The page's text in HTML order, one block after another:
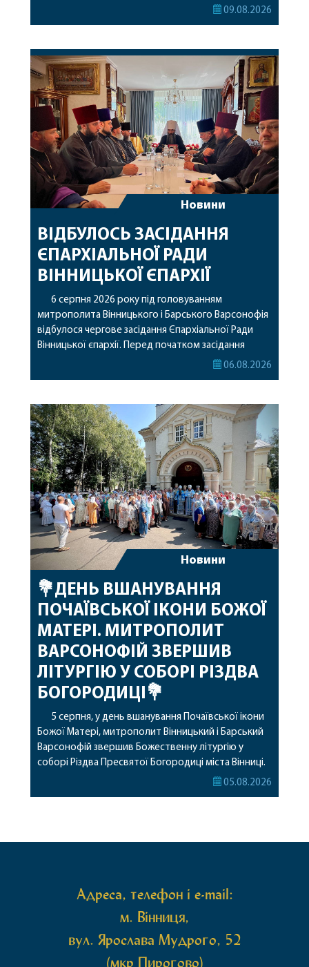
Жмеринки. Перед початком богослужіння
часткою її святих мощей. Митрополиту
Варсонофію співслужили секретар єпархії
архімандрит Єнох (Торак), благочинний
Жмеринського округу протоієрей Ярослав
Коромчевський, клірики […]
09.08.2026
Новини
ВІДБУЛОСЬ ЗАСІДАННЯ
ЄПАРХІАЛЬНОЇ РАДИ
ВІННИЦЬКОЇ ЄПАРХІЇ
6 серпня 2026 року під головуванням
митрополита Вінницького і Барського Варсонофія
відбулося чергове засідання Єпархіальної Ради
Вінницької єпархії. Перед початком засідання
секретар Єпархіальної Ради від імені членів Ради
побажавши йому міцного здоров’я, Божої
допомоги, миру, духовної радості та
благословенних успіхів у подальшому
архіпастирському служінні. […]
06.08.2026
Новини
💐ДЕНЬ ВШАНУВАННЯ
ПОЧАЇВСЬКОЇ ІКОНИ БОЖОЇ
МАТЕРІ. МИТРОПОЛИТ
ВАРСОНОФІЙ ЗВЕРШИВ
ЛІТУРГІЮ У СОБОРІ РІЗДВА
БОГОРОДИЦІ💐
5 серпня, у день вшанування Почаївської ікони
Божої Матері, митрополит Вінницький і Барський
Варсонофій звершив Божественну літургію у
соборі Різдва Пресвятої Богородиці міста Вінниці.
Його Високопреосвященству співслужили05.08.2026
Адреса, телефон і e-mail:
м. Вінниця,
вул. Ярослава Мудрого, 52
(мкр Пирогово)